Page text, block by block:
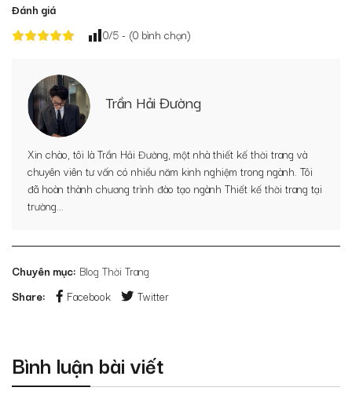
Đánh giá
0/5 - (0 bình chọn)
Trần Hải Đường
Xin chào, tôi là Trần Hải Đường, một nhà thiết kế thời trang và
chuyên viên tư vấn có nhiều năm kinh nghiệm trong ngành. Tôi
đã hoàn thành chương trình đào tạo ngành Thiết kế thời trang tại
trường...
Chuyên mục: Blog Thời Trang
Share:
Facebook Twitter
Bình luận bài viết